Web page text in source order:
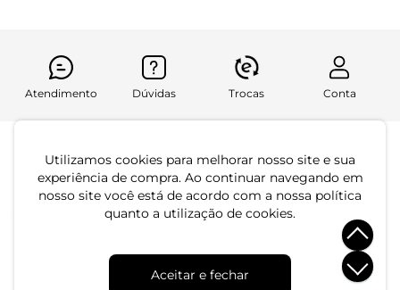
Utilizamos cookies para melhorar nosso site e sua
experiência de compra. Ao continuar navegando em
nosso site você está de acordo com a nossa política
quanto a utilização de cookies.
Aceitar e fechar
Atendimento Dúvidas Trocas Conta
Institucional
Quem Somos
Políticas de Privacidade
Atendimento
Fale conosco pelo WhatsApp
Trocas e Devoluções